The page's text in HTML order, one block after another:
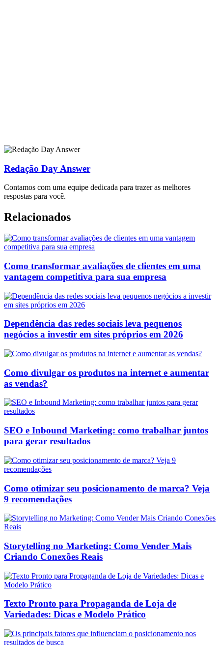
Redação Day Answer
Contamos com uma equipe dedicada para trazer as melhores
respostas para você.
Relacionados
Como transformar avaliações de clientes em uma
vantagem competitiva para sua empresa
Dependência das redes sociais leva pequenos
negócios a investir em sites próprios em 2026
Como divulgar os produtos na internet e aumentar
as vendas?
SEO e Inbound Marketing: como trabalhar juntos
para gerar resultados
Como otimizar seu posicionamento de marca? Veja
9 recomendações
Storytelling no Marketing: Como Vender Mais
Criando Conexões Reais
Texto Pronto para Propaganda de Loja de
Variedades: Dicas e Modelo Prático